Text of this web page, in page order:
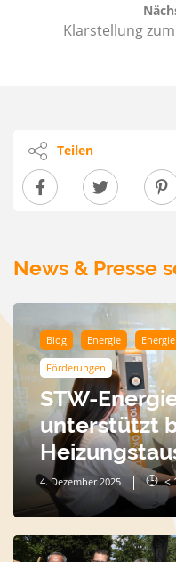
Klarstellung
Teilen
News & Presse
Blog Energie
Förderungen
STW-
unterstützt
4. Dezember 2025 <